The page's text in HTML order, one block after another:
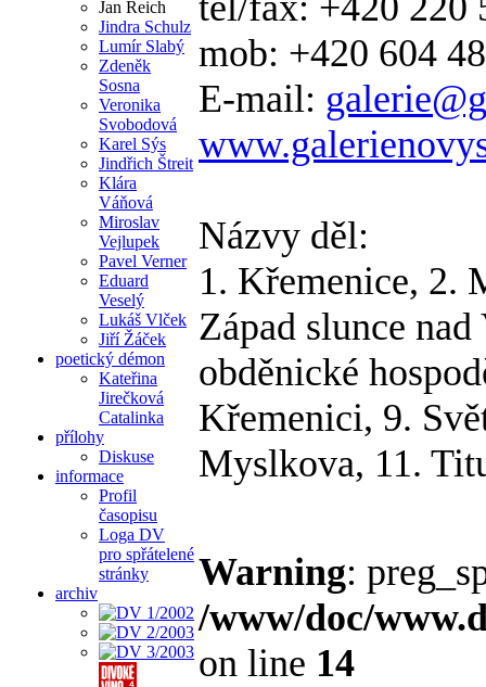
Jan Reich
Jindra Schulz
Lumír Slabý
Zdeněk
Sosna
Veronika
Svobodová
Karel Sýs
Jindřich Štreit
Klára
Váňová
Miroslav
Vejlupek
Pavel Verner
Eduard
Veselý
Lukáš Vlček
Jiří Žáček
poetický démon
Kateřina
Jirečková
Catalinka
přílohy
Diskuse
informace
Profil
časopisu
Loga DV
pro spřátelené
stránky
archiv
mob: +420 604
E-mail:
Názvy děl:
1. Křemenice, 2.
Západ slunce
obděnické
Křemenici, 9.
Myslkova, 11.
Warning:
/www/doc/
on line 14